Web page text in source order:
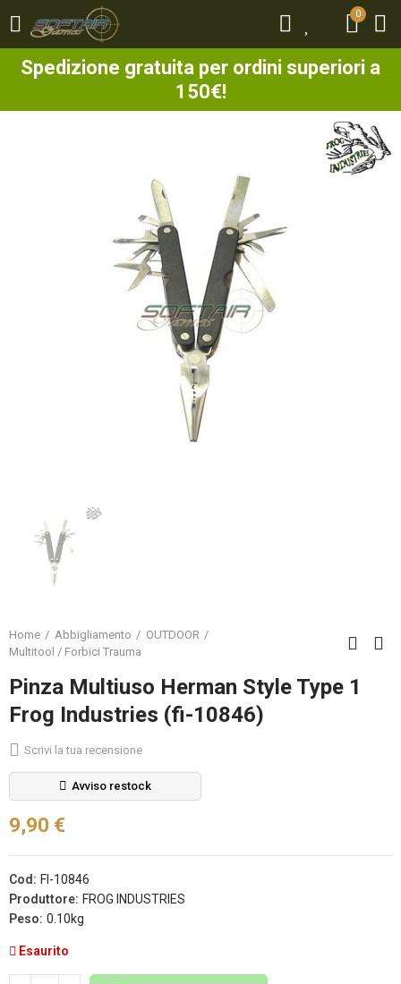
0
Spedizione gratuita per ordini superiori a
150€!
0
Home Abbigliamento
OUTDOOR
Multitool / Forbici Trauma
Pinza Multiuso Herman Style Type 1
Frog Industries (fi-10846)
Scrivi la tua recensione
Avviso restock
9,90 €
Cod: FI-10846
Produttore: FROG INDUSTRIES
Peso: 0.10kg
Esaurito